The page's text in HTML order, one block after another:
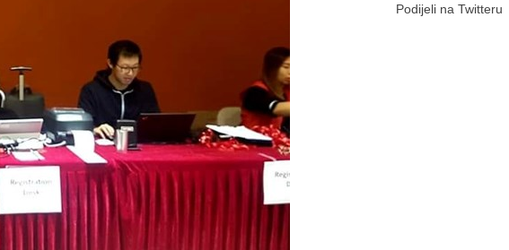
Podijeli na Twitteru